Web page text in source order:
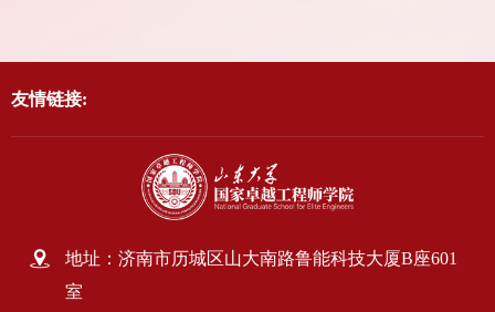
友情链接:
地址：济南市历城区山大南路鲁能科技大厦B座601
室